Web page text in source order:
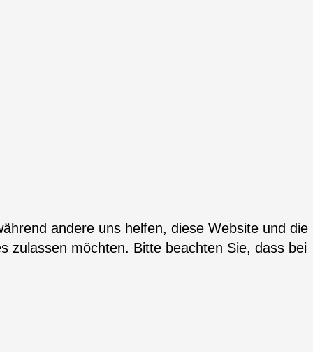
andere uns helfen, diese Website und die
zulassen möchten. Bitte beachten Sie, dass bei